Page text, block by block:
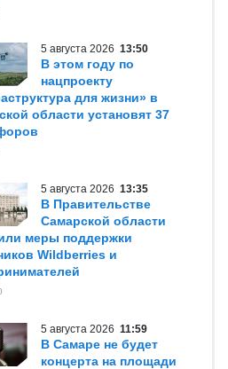
5 августа 2026 13:50
В этом году по
нацпроекту
для жизни» в
области установят 37
5 августа 2026 13:35
В Правительстве
Самарской области
меры поддержки
Wildberries и
5 августа 2026 11:59
В Самаре не будет
концерта на площади